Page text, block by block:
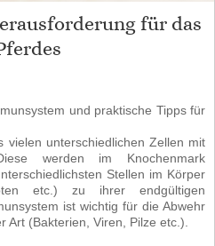
für das
und praktische Tipps für
vielen unterschiedlichen Zellen mit
werden im Knochenmark
Stellen im Körper
etc.) zu ihrer endgültigen
ist wichtig für die Abwehr
Art (Bakterien, Viren, Pilze etc.).